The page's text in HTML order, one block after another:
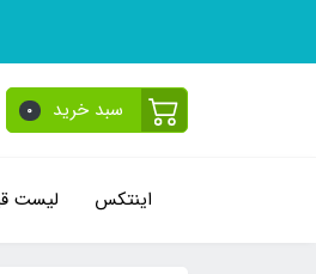
سبد خرید 0
اینتکس لیست